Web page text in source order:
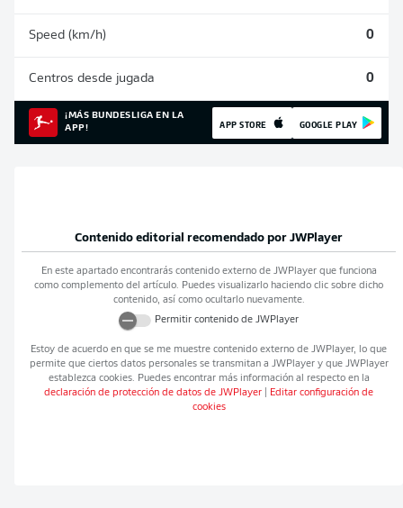
Speed (km/h) 0
Centros desde jugada 0
¡MÁS BUNDESLIGA EN LA
APP!
APP STORE GOOGLE PLAY
Contenido editorial recomendado por JWPlayer
En este apartado encontrarás contenido externo de JWPlayerque funciona
como complemento del artículo. Puedes visualizarlo haciendo clic sobre dicho
contenido, así como ocultarlo nuevamente.
Permitir contenido de JWPlayer
Estoy de acuerdo en que se me muestre contenido externo de JWPlayer, lo que
permite que ciertos datos personales se transmitan a JWPlayery que JWPlayer
establezca cookies. Puedes encontrar más información al respecto en la
declaración de protección de datos de JWPlayer
Editar configuración de
cookies